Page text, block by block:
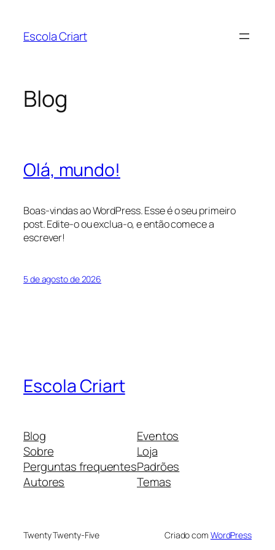
Escola Criart
Blog
Olá, mundo!
Boas-vindas ao WordPress. Esse é o seu primeiro
post. Edite-o ou exclua-o, e então comece a
escrever!
5 de agosto de 2026
Escola Criart
Blog
Sobre
Perguntas frequentes
Autores
Eventos
Loja
Padrões
Temas
Twenty Twenty-Five Criado com WordPress